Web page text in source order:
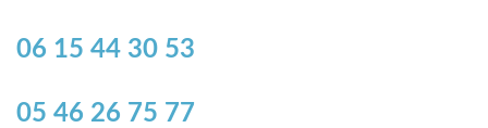
06 15 44 30 53
05 46 26 75 77